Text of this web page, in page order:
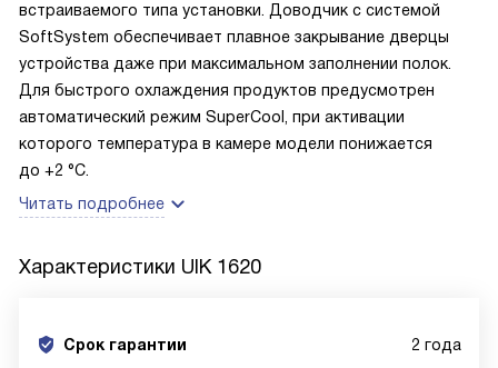
встраиваемого типа установки. Доводчик с системой
SoftSystem обеспечивает плавное закрывание дверцы
устройства даже при максимальном заполнении полок.
Для быстрого охлаждения продуктов предусмотрен
автоматический режим SuperCool, при активации
которого температура в камере модели понижается
до +2 °С.
Читать подробнее
Характеристики UIK 1620
Срок гарантии 2 года